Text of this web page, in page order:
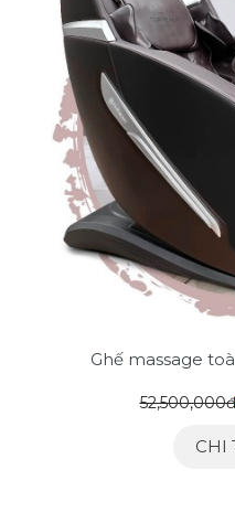
Ghế massage
52,500,000đ
CHI